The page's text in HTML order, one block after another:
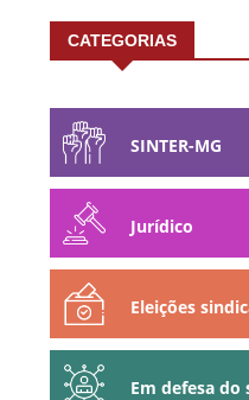
CATEGORIAS
SINTER-MG
Jurídico
Eleições
Em defesa